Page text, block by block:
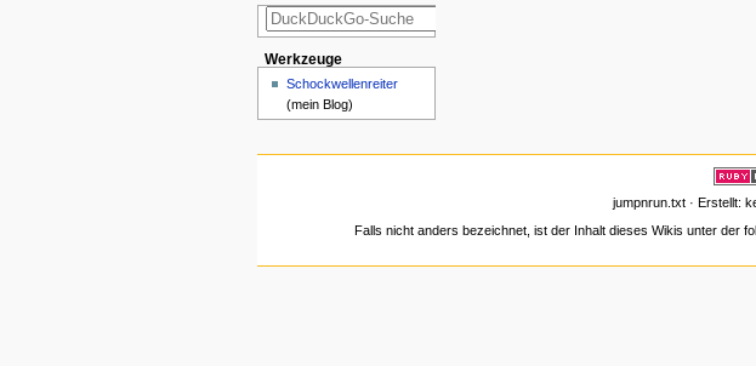
Werkzeuge
Schockwellenreiter
(mein Blog)
jumpnrun.txt · Erstellt:
Falls nicht anders bezeichnet, ist der Inhalt dieses Wikis unter der